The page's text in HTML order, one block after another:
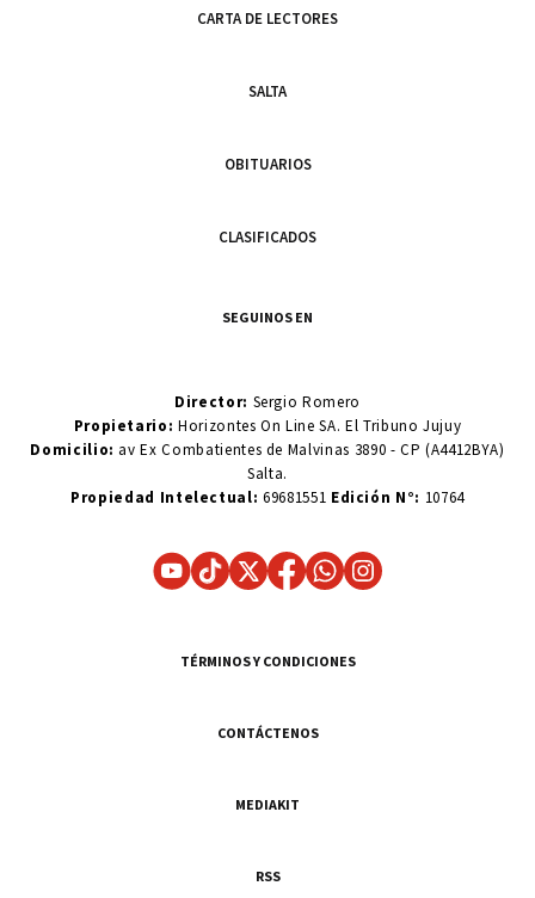
CARTA DE LECTORES
SALTA
OBITUARIOS
CLASIFICADOS
SEGUINOS EN
Director: Sergio Romero
Propietario:Horizontes On Line SA. El Tribuno Jujuy
Domicilio: av Ex Combatientes de Malvinas 3890 - CP (A4412BYA)
Salta.
Propiedad Intelectual: 69681551 Edición N°: 10764
TÉRMINOS Y CONDICIONES
CONTÁCTENOS
MEDIAKIT
RSS